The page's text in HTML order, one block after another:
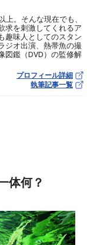
上。そんな現在でも、
求を刺激してくれるア
趣味人としてのスタン
ジオ出演、熱帯魚の撮
図鑑（DVD）の監修解
プロフィール詳細
執筆記事一覧
体何？